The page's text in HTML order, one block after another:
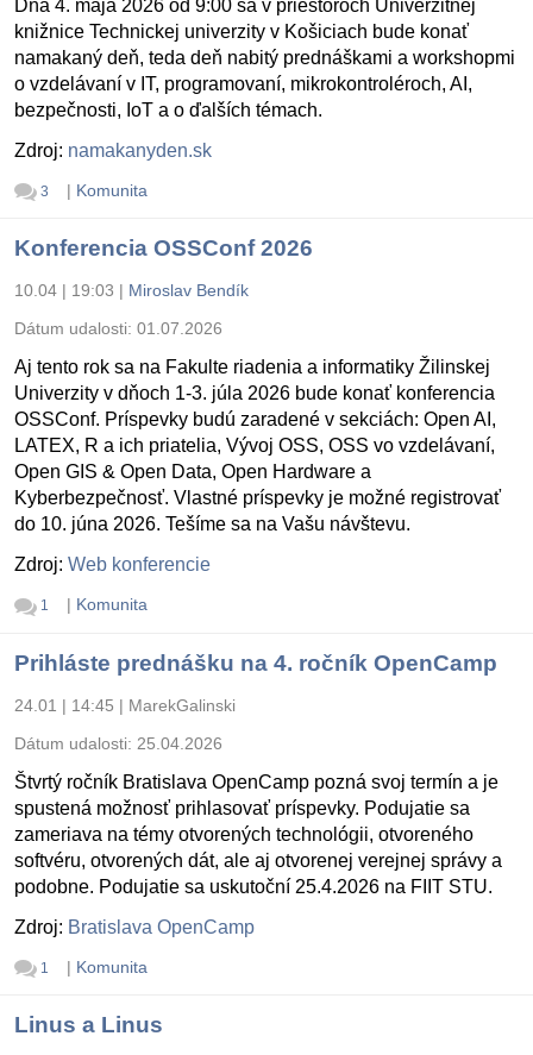
Dňa 4. mája 2026 od 9:00 sa v priestoroch Univerzitnej
knižnice Technickej univerzity v Košiciach bude konať
namakaný deň, teda deň nabitý prednáškami a workshopmi
o vzdelávaní v IT, programovaní, mikrokontroléroch, AI,
bezpečnosti, IoT a o ďalších témach.
Zdroj: namakanyden.sk
3 | Komunita
Konferencia OSSConf 2026
10.04 | 19:03 | Miroslav Bendík
Dátum udalosti: 01.07.2026
Aj tento rok sa na Fakulte riadenia a informatiky Žilinskej
Univerzity v dňoch 1-3. júla 2026 bude konať konferencia
OSSConf. Príspevky budú zaradené v sekciách: Open AI,
LATEX, R a ich priatelia, Vývoj OSS, OSS vo vzdelávaní,
Open GIS & Open Data, Open Hardware a
Kyberbezpečnosť. Vlastné príspevky je možné registrovať
do 10. júna 2026. Tešíme sa na Vašu návštevu.
Zdroj: Web konferencie
1 | Komunita
Prihláste prednášku na 4. ročník OpenCamp
24.01 | 14:45 | MarekGalinski
Dátum udalosti: 25.04.2026
Štvrtý ročník Bratislava OpenCamp pozná svoj termín a je
spustená možnosť prihlasovať príspevky. Podujatie sa
zameriava na témy otvorených technológii, otvoreného
softvéru, otvorených dát, ale aj otvorenej verejnej správy a
podobne. Podujatie sa uskutoční 25.4.2026 na FIIT STU.
Zdroj: Bratislava OpenCamp
1 | Komunita
Linus a Linus